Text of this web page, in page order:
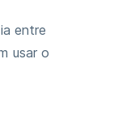
entre
usar o